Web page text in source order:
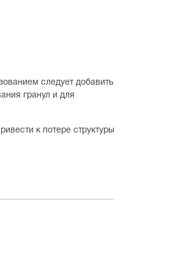
следует добавить
гранул и для
к потере структуры